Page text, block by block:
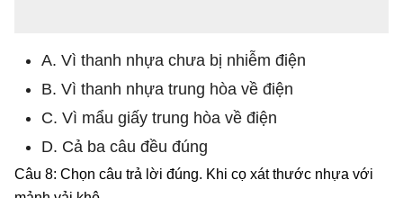
A. Vì thanh nhựa chưa bị nhiễm điện
B. Vì thanh nhựa trung hòa về điện
C. Vì mẩu giấy trung hòa về điện
D. Cả ba câu đều đúng
Câu 8: Chọn câu trả lời đúng. Khi cọ xát thước nhựa với